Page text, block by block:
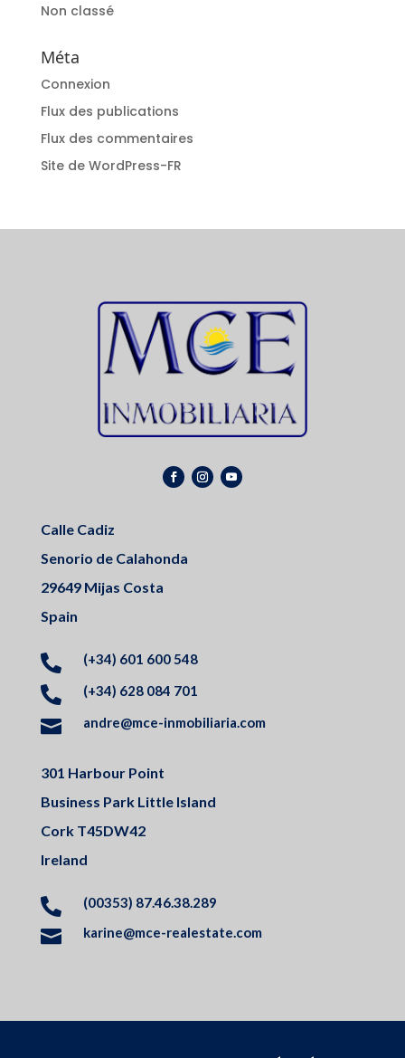
Non classé
Méta
Connexion
Flux des publications
Flux des commentaires
Site de WordPress-FR
Calle Cadiz
Senorio de Calahonda
29649 Mijas Costa
Spain
 (+34) 601 600 548
 (+34) 628 084 701
 andre@mce-inmobiliaria.com
301 Harbour Point
Business Park Little Island
Cork T45DW42
Ireland
 (00353) 87.46.38.289
 karine@mce-realestate.com